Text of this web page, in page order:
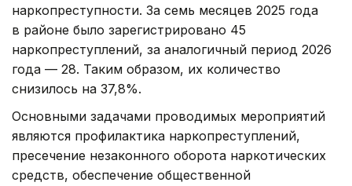
наркопреступности. За семь месяцев 2025 года
в районе было зарегистрировано 45
наркопреступлений, за аналогичный период 2026
года — 28. Таким образом, их количество
снизилось на 37,8%.
Основными задачами проводимых мероприятий
являются профилактика наркопреступлений,
пресечение незаконного оборота наркотических
средств, обеспечение общественной